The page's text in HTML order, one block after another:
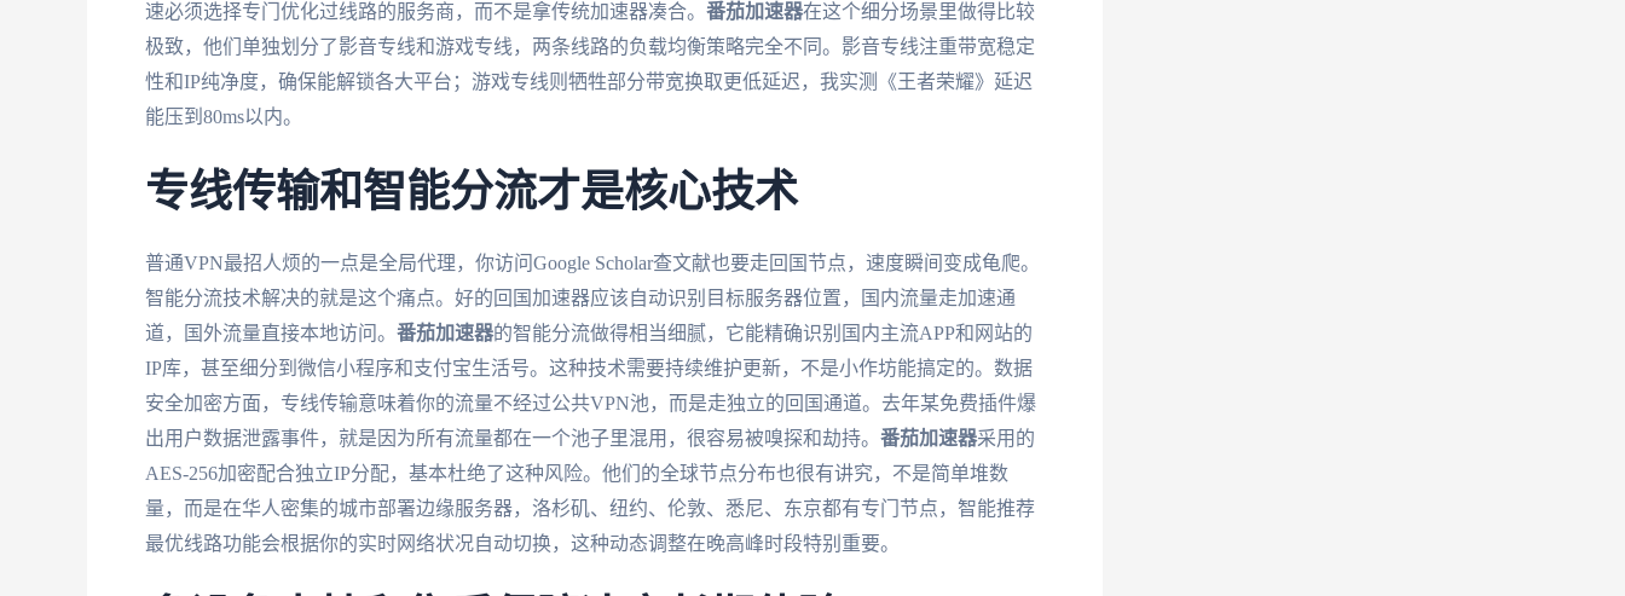
速必须选择专门优化过线路的服务商，而不是拿传统加速器凑合。 番茄加速器在这个细分场景里做得比较
极致，他们单独划分了影音专线和游戏专线，两条线路的负载均衡策略完全不同。影音专线注重带宽稳定
性和IP纯净度，确保能解锁各大平台；游戏专线则牺牲部分带宽换取更低延迟，我实测《王者荣耀》延迟
能压到80ms以内。
专线传输和智能分流才是核心技术
普通VPN最招人烦的一点是全局代理，你访问Google Scholar查文献也要走回国节点，速度瞬间变成龟爬。
智能分流技术解决的就是这个痛点。好的回国加速器应该自动识别目标服务器位置，国内流量走加速通
道，国外流量直接本地访问。 番茄加速器的智能分流做得相当细腻，它能精确识别国内主流APP和网站的
IP库，甚至细分到微信小程序和支付宝生活号。这种技术需要持续维护更新，不是小作坊能搞定的。数据
安全加密方面，专线传输意味着你的流量不经过公共VPN池，而是走独立的回国通道。去年某免费插件爆
出用户数据泄露事件，就是因为所有流量都在一个池子里混用，很容易被嗅探和劫持。 番茄加速器采用的
AES-256加密配合独立IP分配，基本杜绝了这种风险。他们的全球节点分布也很有讲究，不是简单堆数
量，而是在华人密集的城市部署边缘服务器，洛杉矶、纽约、伦敦、悉尼、东京都有专门节点，智能推荐
最优线路功能会根据你的实时网络状况自动切换，这种动态调整在晚高峰时段特别重要。